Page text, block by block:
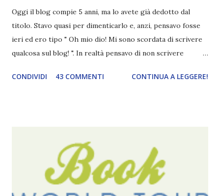
Oggi il blog compie 5 anni, ma lo avete già dedotto dal
titolo. Stavo quasi per dimenticarlo e, anzi, pensavo fosse
ieri ed ero tipo " Oh mio dio! Mi sono scordata di scrivere
qualcosa sul blog! ". In realtà pensavo di non scrivere
diventando un po' come i miei compleanni. Semplicemente
cinque anni e non sono pochi . Il blog è praticamente
l'unica cosa della mia vita che ho continuato con costanza
(più o meno) e non come le tremila cose che inizio per poi
lasciare a metà. Tra l'altro ripenso a circa un anno e mezzo
CONDIVIDI 43 COMMENTI CONTINUA A LEGGERE!